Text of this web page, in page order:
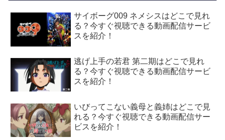
サイボーグ009 ネメシスはどこで見れ
る？今すぐ視聴できる動画配信サービ
スを紹介！
逃げ上手の若君 第二期はどこで見れ
る？今すぐ視聴できる動画配信サービ
スを紹介！
いびってこない義母と義姉はどこで見
れる？今すぐ視聴できる動画配信サー
ビスを紹介！